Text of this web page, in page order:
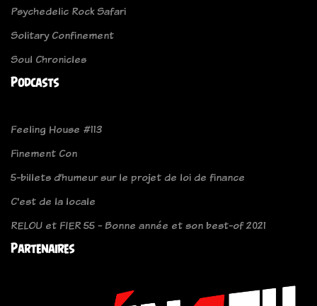
Psychedelic Rock Safari
Solitary Confinement
Soul Chronicles
Podcasts
Feeling House #113
Finement Con
5-billets d’humeur sur le projet de loi de finance
C'est de la locale
RELOU et FIER 55 - Bonne année et son best-of 2021
Partenaires